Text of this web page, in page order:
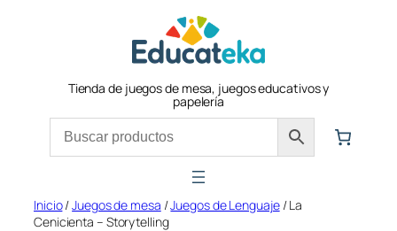
Tienda de juegos de mesa, juegos educativos y
papelería
Inicio/Juegos de mesa /Juegos de Lenguaje/ La
Cenicienta – Storytelling